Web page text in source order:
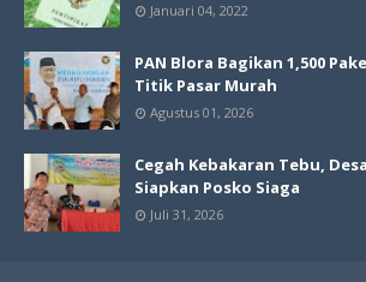
Januari 04, 2022
PAN Blora Bagikan 1,500
Titik Pasar Murah
Agustus 01, 2026
Cegah Kebakaran Tebu,
Siapkan Posko Siaga
Juli 31, 2026